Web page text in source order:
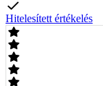
Hitelesített értékelés